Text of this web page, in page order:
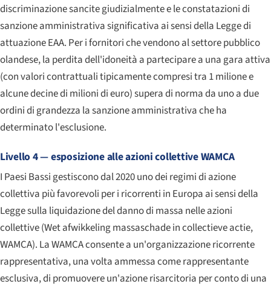
discriminazione sancite giudizialmente e le constatazioni di
sanzione amministrativa significativa ai sensi della Legge di
attuazione EAA. Per i fornitori che vendono al settore pubblico
olandese, la perdita dell'idoneità a partecipare a una gara attiva
(con valori contrattuali tipicamente compresi tra 1 milione e
alcune decine di milioni di euro) supera di norma da uno a due
ordini di grandezza la sanzione amministrativa che ha
determinato l'esclusione.
Livello 4 — esposizione alle azioni collettive WAMCA
I Paesi Bassi gestiscono dal 2020 uno dei regimi di azione
collettiva più favorevoli per i ricorrenti in Europa ai sensi della
Legge sulla liquidazione del danno di massa nelle azioni
collettive (Wet afwikkeling massaschade in collectieve actie,
WAMCA). La WAMCA consente a un'organizzazione ricorrente
rappresentativa, una volta ammessa come rappresentante
esclusiva, di promuovere un'azione risarcitoria per conto di una